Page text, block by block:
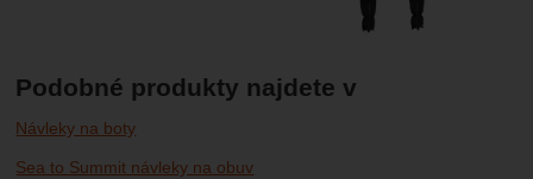
Podobné produkty najdete v
Návleky na boty
Sea to Summit návleky na obuv